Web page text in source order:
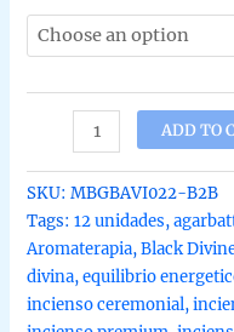
Incienso
de
la
vida
Black
Divine
Series
ADD TO
SKU:MBGBAVI022-B2B
Tags:12 unidades,
Aromaterapia,Black
divina,equilibrio
incienso ceremonial,